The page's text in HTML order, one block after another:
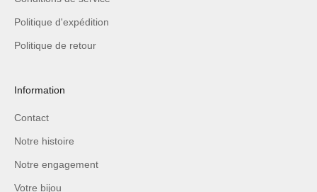
Politique d'expédition
Politique de retour
Information
Contact
Notre histoire
Notre engagement
Votre bijou